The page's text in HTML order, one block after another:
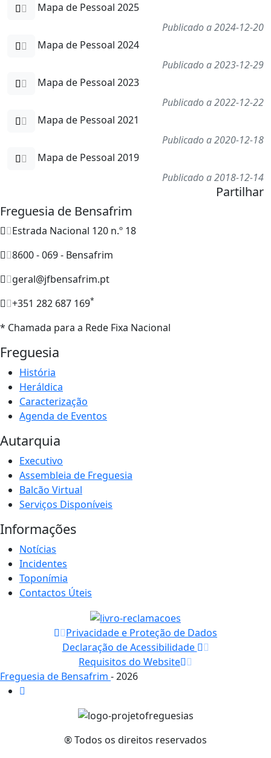
Mapa de Pessoal 2025
Publicado a 2024-12-20
Mapa de Pessoal 2024
Publicado a 2023-12-29
Mapa de Pessoal 2023
Publicado a 2022-12-22
Mapa de Pessoal 2021
Publicado a 2020-12-18
Mapa de Pessoal 2019
Publicado a 2018-12-14
Partilhar
Freguesia de Bensafrim
Estrada Nacional 120 n.º 18
8600 - 069 - Bensafrim
geral@jfbensafrim.pt
+351 282 687 169*
* Chamada para a Rede Fixa Nacional
Freguesia
História
Heráldica
Caracterização
Agenda de Eventos
Autarquia
Executivo
Assembleia de Freguesia
Balcão Virtual
Serviços Disponíveis
Informações
Notícias
Incidentes
Toponímia
Contactos Úteis
Privacidade e Proteção de Dados
Declaração de Acessibilidade
Requisitos do Website
Freguesia de Bensafrim - 2026
® Todos os direitos reservados